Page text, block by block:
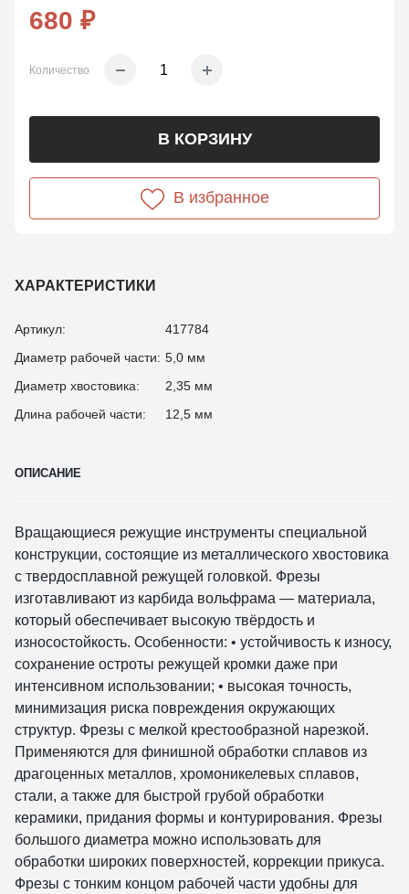
ХАРАКТЕРИСТИКИ
Артикул:
417784
Диаметр рабочей части: 5,0 мм
Диаметр хвостовика:
2,35 мм
Длина рабочей части:
12,5 мм
680 ₽
Количество
В КОРЗИНУ
В избранное
ОПИСАНИЕ
Вращающиеся режущие инструменты специальной
конструкции, состоящие из металлического хвостовика
с твердосплавной режущей головкой. Фрезы
изготавливают из карбида вольфрама — материала,
который обеспечивает высокую твёрдость и
износостойкость. Особенности: • устойчивость к износу,
сохранение остроты режущей кромки даже при
интенсивном использовании; • высокая точность,
минимизация риска повреждения окружающих
структур. Фрезы с мелкой крестообразной нарезкой.
Применяются для финишной обработки сплавов из
драгоценных металлов, хромоникелевых сплавов,
стали, а также для быстрой грубой обработки
керамики, придания формы и контурирования. Фрезы
большого диаметра можно использовать для
обработки широких поверхностей, коррекции прикуса.
Фрезы с тонким концом рабочей части удобны для